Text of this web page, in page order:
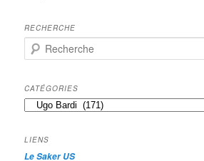
RECHERCHE
e
h
e
r
h
e
CATÉGORIES
Catégories
LIENS
Le Saker US